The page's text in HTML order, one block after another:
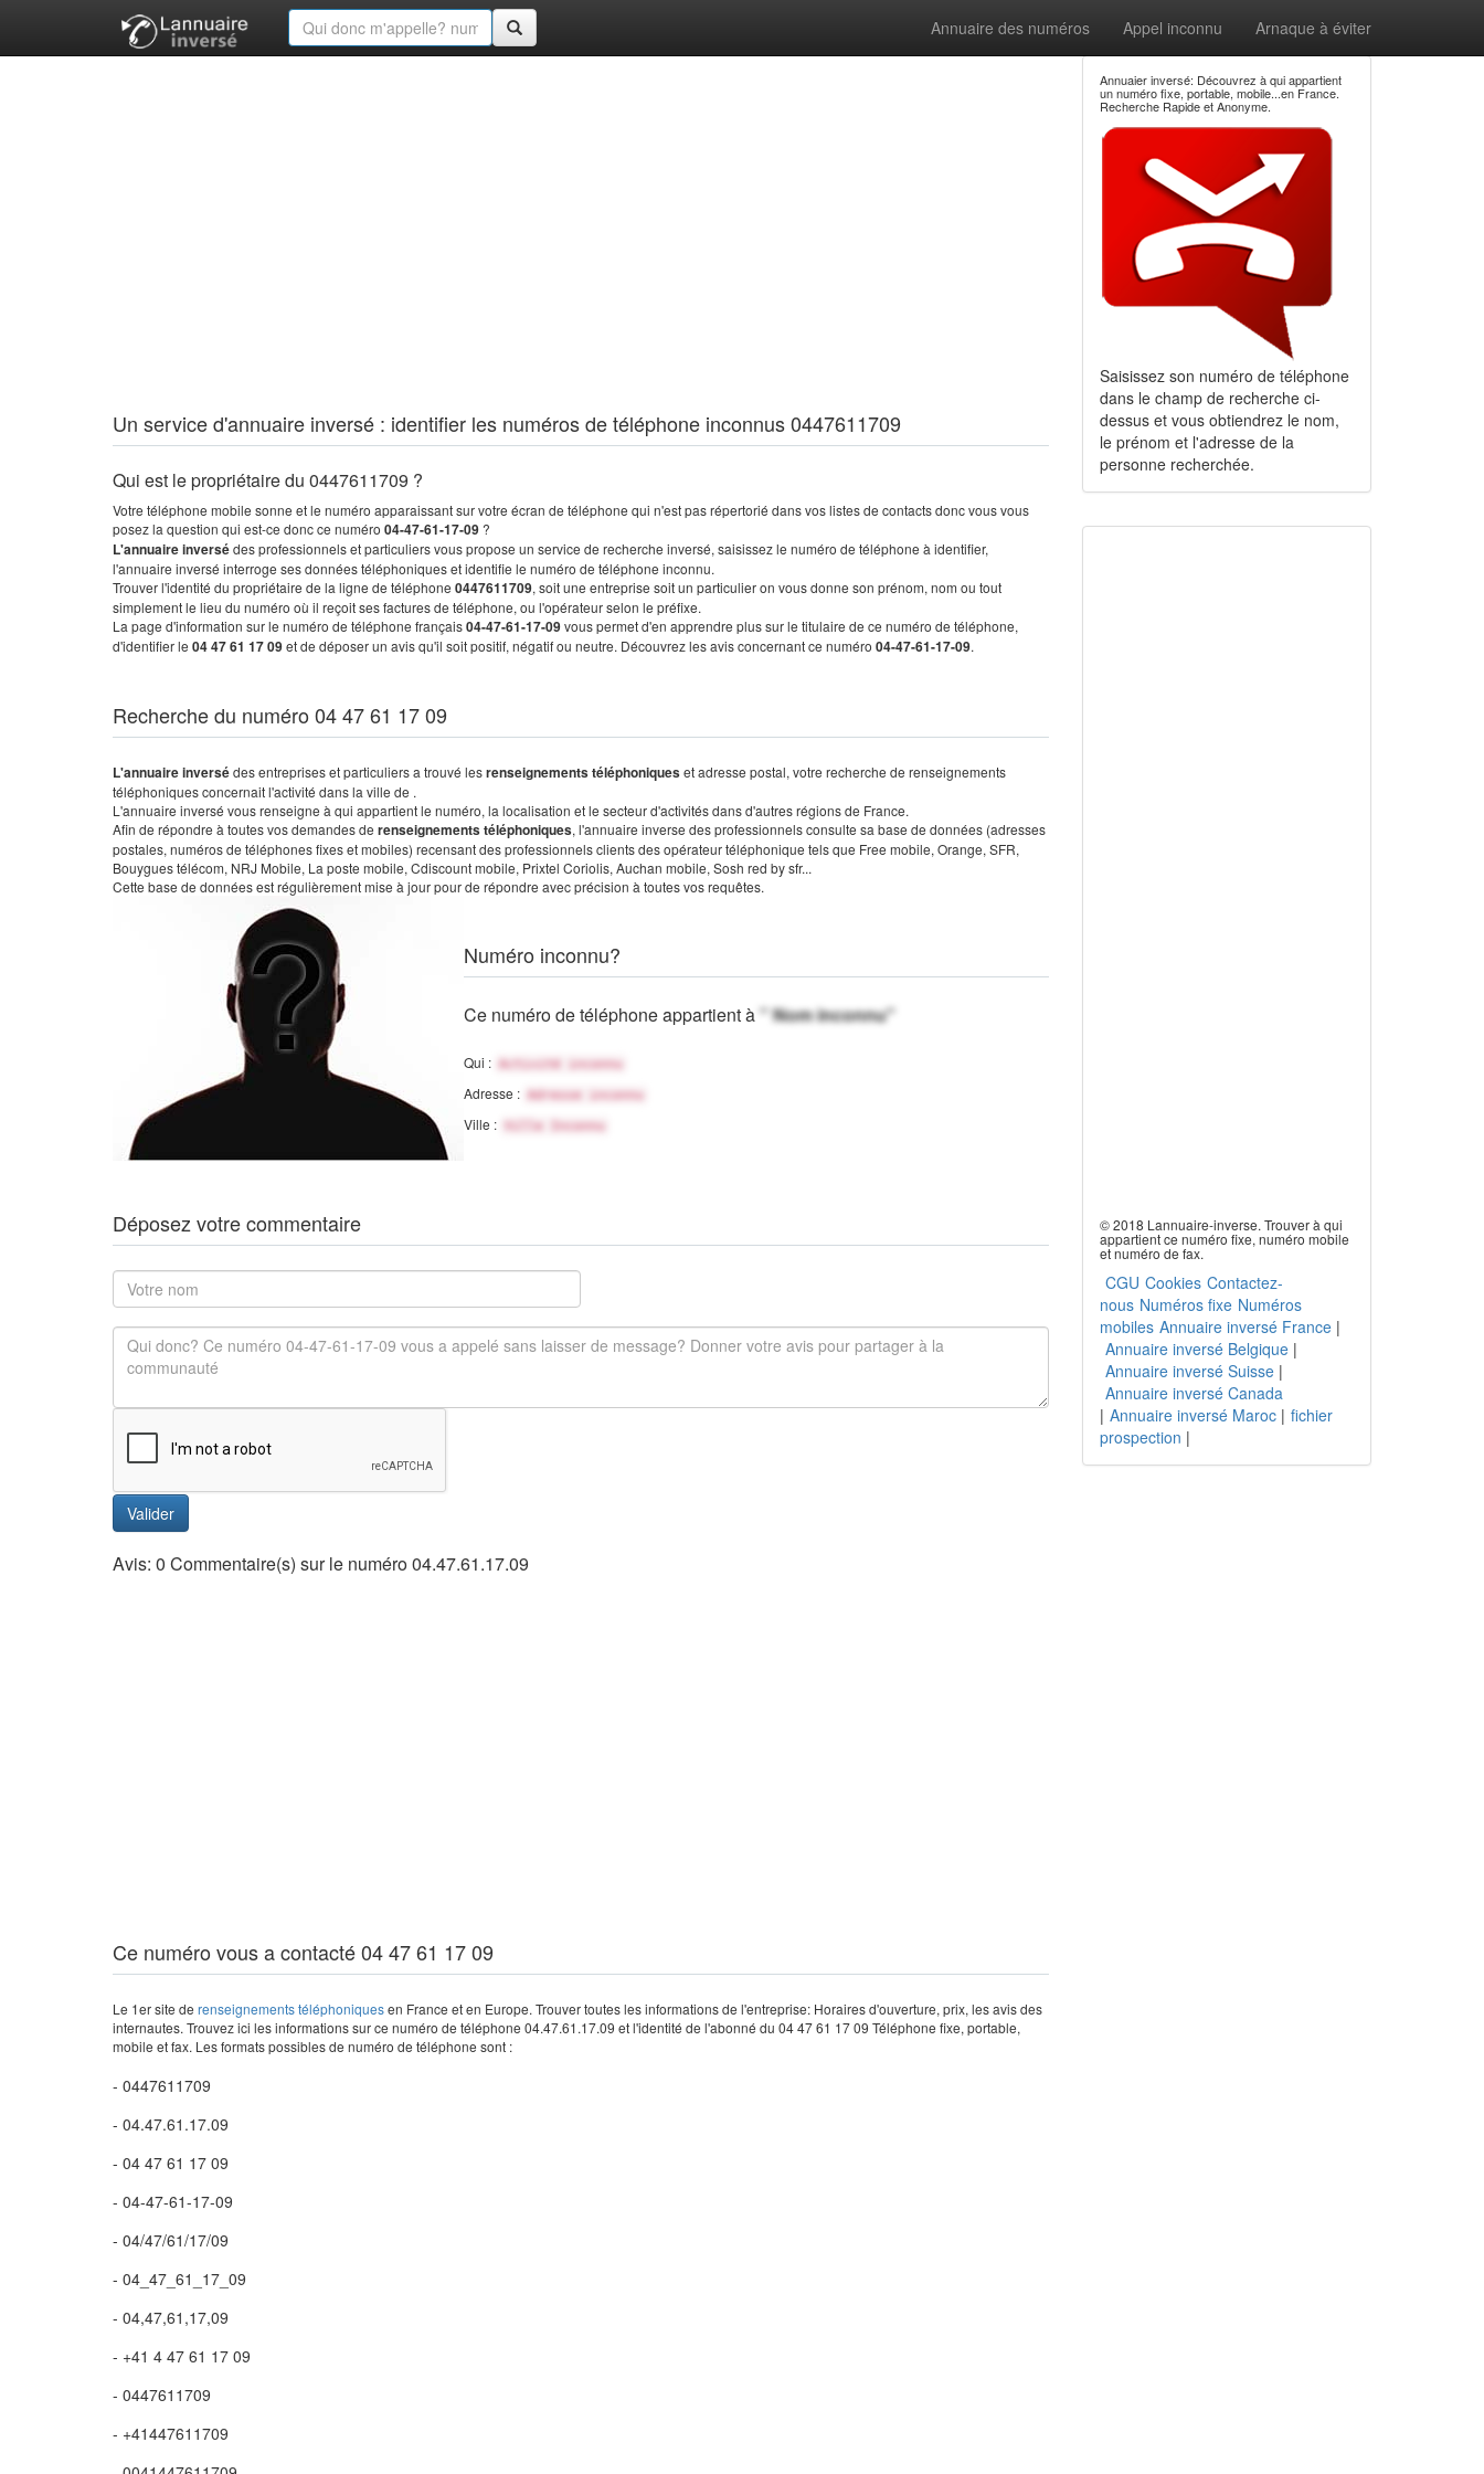
Annuaire des numéros Appel inconnu Arnaque à éviter
Un service d'annuaire inversé : identifier les numéros de téléphone inconnus 0447611709
Qui est le propriétaire du 0447611709 ?
Votre téléphone mobile sonne et le numéro apparaissant sur votre écran de téléphone qui n'est pas répertorié dans vos listes de contacts donc vous vous
posez la question qui est-ce donc ce numéro 04-47-61-17-09 ?
L'annuaire inversédes professionnels et particuliers vous propose un service de recherche inversé, saisissez le numéro de téléphone à identifier,
l'annuaire inversé interroge ses données téléphoniques et identifie le numéro de téléphone inconnu.
Trouver l'identité du propriétaire de la ligne de téléphone 0447611709, soit une entreprise soit un particulier on vous donne son prénom, nom ou tout
simplement le lieu du numéro où il reçoit ses factures de téléphone, ou l'opérateur selon le préfixe.
La page d'information sur le numéro de téléphone français04-47-61-17-09vous permet d'en apprendre plus sur le titulaire de ce numéro de téléphone,
d'identifier le 04 47 61 17 09et de déposer un avis qu'il soit positif, négatif ou neutre. Découvrez les avis concernant ce numéro 04-47-61-17-09.
Recherche du numéro 04 47 61 17 09
L'annuaire inversédes entreprises et particuliers a trouvé lesrenseignements téléphoniqueset adresse postal, votre recherche de renseignements
téléphoniques concernait l'activité dans la ville de .
L'annuaire inversé vous renseigne à qui appartient le numéro, la localisation et le secteur d'activités dans d'autres régions de France.
Afin de répondre à toutes vos demandes de renseignements téléphoniques, l'annuaire inverse des professionnels consulte sa base de données (adresses
postales, numéros de téléphones fixes et mobiles) recensant des professionnels clients des opérateur téléphonique tels que Free mobile, Orange, SFR,
Bouygues télécom, NRJ Mobile, La poste mobile, Cdiscount mobile, Prixtel Coriolis, Auchan mobile, Sosh red by sfr...
Cette base de données est régulièrement mise à jour pour de répondre avec précision à toutes vos requêtes.
Numéro inconnu?
Ce numéro de téléphone appartient à" Nom inconnu"
Qui : Activité inconnu
Adresse : Adresse inconnu
Ville : Ville Inconnu
Déposez votre commentaire
Valider
Avis: 0 Commentaire(s) sur le numéro 04.47.61.17.09
Ce numéro vous a contacté 04 47 61 17 09
Le 1er site de renseignements téléphoniquesen France et en Europe. Trouver toutes les informations de l'entreprise: Horaires d'ouverture, prix, les avis des
internautes. Trouvez ici les informations sur ce numéro de téléphone 04.47.61.17.09 et l'identité de l'abonné du 04 47 61 17 09 Téléphone fixe, portable,
mobile et fax. Les formats possibles de numéro de téléphone sont :
- 0447611709
- 04.47.61.17.09
- 04 47 61 17 09
- 04-47-61-17-09
- 04/47/61/17/09
- 04_47_61_17_09
- 04,47,61,17,09
- +41 4 47 61 17 09
- 0447611709
- +41447611709
Annuaier inversé: Découvrez à qui appartient
un numéro fixe, portable, mobile...en France.
Recherche Rapide et Anonyme.
Saisissez son numéro de téléphone
dans le champ de recherche ci-
dessus et vous obtiendrez le nom,
le prénom et l'adresse de la
personne recherchée.
© 2018 Lannuaire-inverse. Trouver à qui
appartient ce numéro fixe, numéro mobile
et numéro de fax.
CGU Cookies Contactez-
nous Numéros fixe Numéros
mobiles Annuaire inversé France|
Annuaire inversé Belgique|
Annuaire inversé Suisse|
Annuaire inversé Canada
| Annuaire inversé Maroc| fichier
prospection |